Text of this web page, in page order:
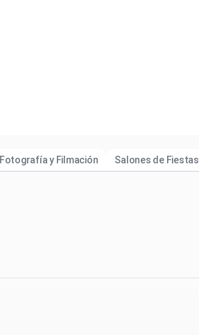
Fotografía y Filmación Salones de Fiestas